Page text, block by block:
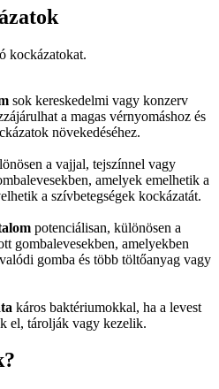
kockázatokat.
sok kereskedelmi vagy konzerv
a magas vérnyomáshoz és
növekedéséhez.
a vajjal, tejszínnel vagy
amelyek emelhetik a
a szívbetegségek kockázatát.
potenciálisan, különösen a
gombalevesekben, amelyekben
gomba és több töltőanyag vagy
káros baktériumokkal, ha a levest
el, tárolják vagy kezelik.